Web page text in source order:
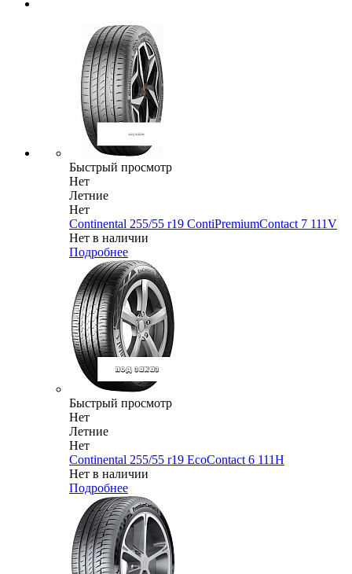
Быстрый просмотр
Нет
Летние
Нет
Continental 255/55 r19 ContiPremiumContact 7 111V
Нет в наличии
Подробнее
Быстрый просмотр
Нет
Летние
Нет
Continental 255/55 r19 EcoContact 6 111H
Нет в наличии
Подробнее